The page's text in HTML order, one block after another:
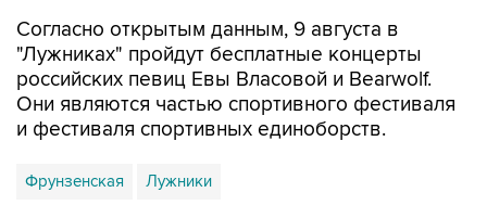
Согласно открытым данным, 9 августа в
"Лужниках" пройдут бесплатные концерты
российских певиц Евы Власовой и Bearwolf.
Они являются частью спортивного фестиваля
и фестиваля спортивных единоборств.
Фрунзенская Лужники